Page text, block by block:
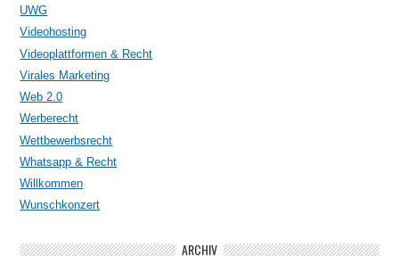
UWG
Videohosting
Videoplattformen & Recht
Virales Marketing
Web 2.0
Werberecht
Wettbewerbsrecht
Whatsapp & Recht
Willkommen
Wunschkonzert
ARCHIV